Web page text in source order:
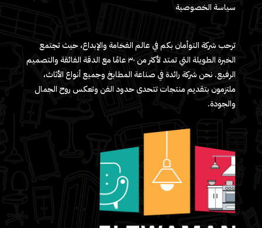
سياسة الخصوصية
ترحب شركة التوأمان بكم في عالم الفخامة والإبداع، حيث تجتمع
الخبرة الطويلة التي تمتد لأكثر من ٣٠ عامًا مع الدقة الفائقة والتصميم
الرفيع. نحن شركة رائدة في صناعة المطابخ وجميع أنواع الأثاث،
ملتزمون بتقديم منتجات تتحدى حدود الفن وتعكس روح الجمال
والجودة.